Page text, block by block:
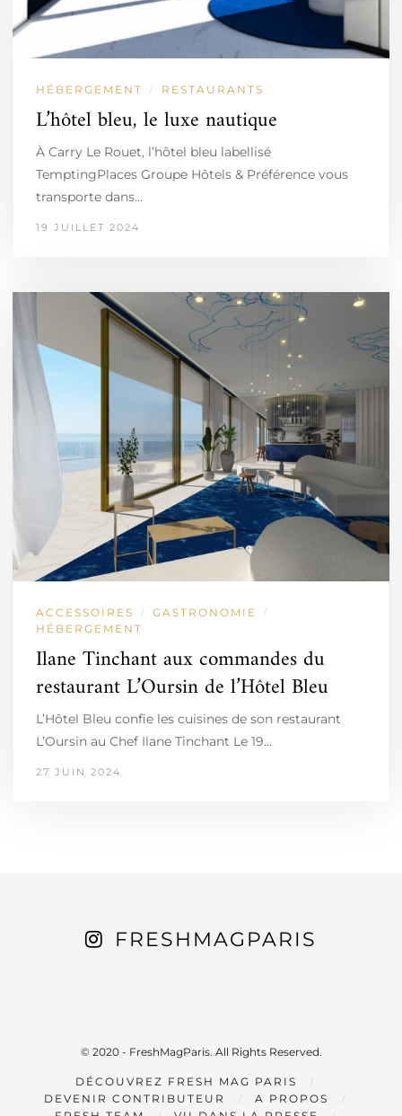
HÉBERGEMENT / RESTAURANTS
L’hôtel bleu, le luxe nautique
À Carry Le Rouet, l’hôtel bleu labellisé
TemptingPlaces Groupe Hôtels & Préférence vous
transporte dans…
19 JUILLET 2024
ACCESSOIRES / GASTRONOMIE /
HÉBERGEMENT
Ilane Tinchant aux commandes du
restaurant L’Oursin de l’Hôtel Bleu
L’Hôtel Bleu confie les cuisines de son restaurant
L’Oursin au Chef Ilane Tinchant Le 19…
27 JUIN 2024
FRESHMAGPARIS
© 2020 - FreshMagParis. All Rights Reserved.
DÉCOUVREZ FRESH MAG PARIS
DEVENIR CONTRIBUTEUR
A PROPOS